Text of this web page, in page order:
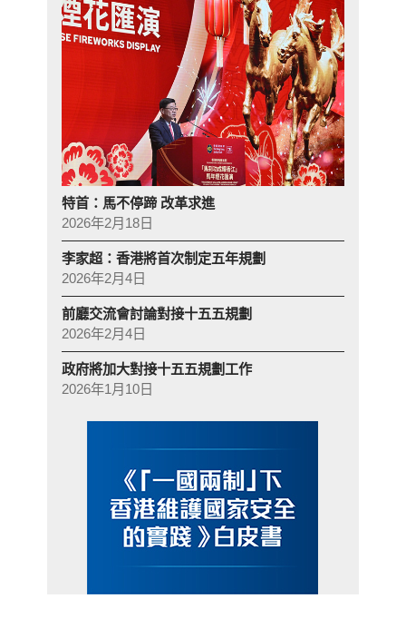
特首：馬不停蹄 改革求進
2026年2月18日
李家超：香港將首次制定五年規劃
2026年2月4日
前廳交流會討論對接十五五規劃
2026年2月4日
政府將加大對接十五五規劃工作
2026年1月10日